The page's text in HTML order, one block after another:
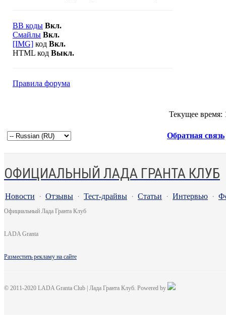
BB коды Вкл.
Смайлы Вкл.
[IMG] код Вкл.
HTML код Выкл.
Правила форума
Текущее время:
Обратная связь
ОФИЦИАЛЬНЫЙ ЛАДА ГРАНТА КЛУБ
Новости · Отзывы · Тест-драйвы · Статьи · Интервью ·
Официальный Лада Гранта Клуб
LADA Granta
Разместить рекламу на сайте
© 2011-2020 LADA Granta Club | Лада Гранта Клуб. Powered by